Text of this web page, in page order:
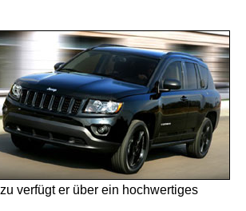
verfügt er über ein hochwertiges